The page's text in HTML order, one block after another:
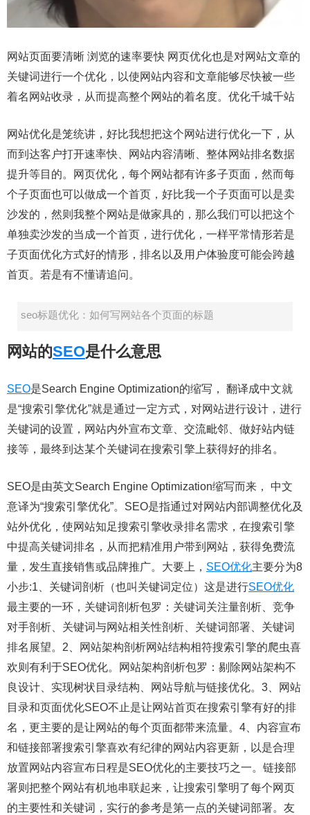
网站页面要清晰 浏览的速率要快 网页优化也是对网站文章的
关键词进行一个优化，以使网站内容和文章能够尽快被一些
着名网站收录，从而提高整个网站的着名度。优化千城千站
网站优化是笼统讲，好比我想把这个网站进行优化一下，从
而到达客户打开速率快、网站内容清晰、整体网站排名数据
提升等目的。网页优化，每个网站都有许多子页面，然而每
个子页面也可以做成一个首页，好比我一个子页面可以是卖
沙发的，然则我整个网站是做家具的，那么我们可以把这个
单独卖沙发的当成一个首页，进行优化，一样平常情形若是
子页面优化方式好的情形，排名以及用户体验度可能会跨越
首页。若是有不懂请追问。
seo标题优化：如何写网站各个页面的标题
网站的SEO是什么意思
SEO是Search Engine Optimization的缩写， 翻译成中文就
是“搜索引擎优化”就是通过一定方式，对网站进行设计，进行
关键词的设置，网站内外宣布文章、交流毗邻、做好站内链
接等，最终到达某个关键词在搜索引擎上获得好的排名。
SEO是由英文Search Engine Optimization缩写而来， 中文
意译为“搜索引擎优化”。SEO是指通过对网站内部调整优化及
站外优化，使网站知足搜索引擎收录排名需求，在搜索引擎
中提高关键词排名，从而把精准用户带到网站，获得免费流
量，发生直接销售或品牌推广。大要上， SEO优化主要分为8
小步:1、关键词剖析（也叫关键词定位）这是进行SEO优化
最主要的一环，关键词剖析包罗：关键词关注量剖析、竞争
对手剖析、关键词与网站相关性剖析、关键词部署、关键词
排名展望。2、网站架构剖析网站结构相符搜索引擎的爬虫喜
欢则有利于SEO优化。网站架构剖析包罗：剔除网站架构不
良设计、实现树状目录结构、网站导航与链接优化。3、网站
目录和页面优化SEO不止是让网站首页在搜索引擎有好的排
名，更主要的是让网站的每个页面都带来流量。4、内容宣布
和链接部署搜索引擎喜欢有纪律的网站内容更新，以是合理
放置网站内容宣布日程是SEO优化的主要技巧之一。链接部
署则把整个网站有机地串联起来，让搜索引擎明了每个网页
的主要性和关键词，实行的参考是第一点的关键词部署。友